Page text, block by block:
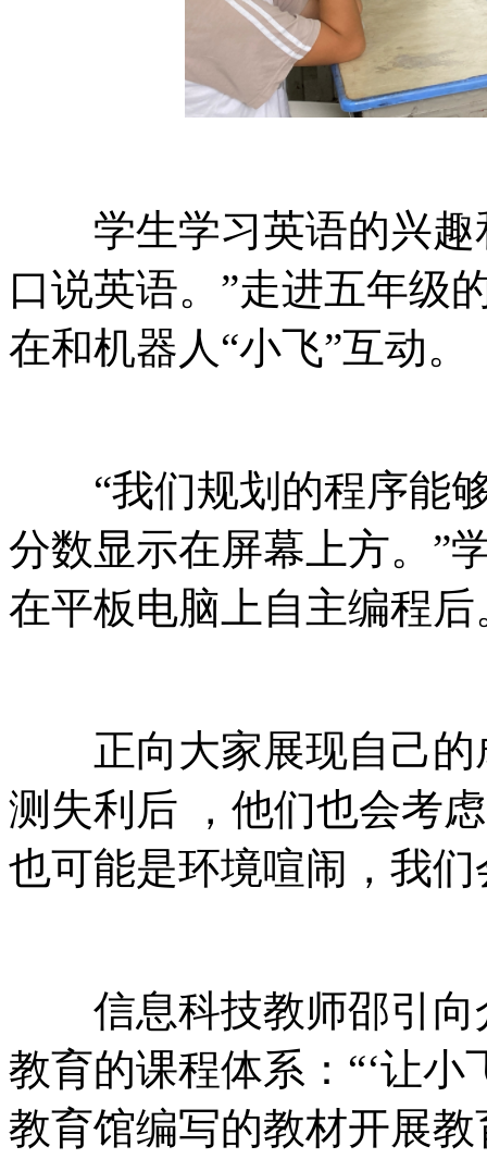
学生学习英语的兴趣和
口说英语。”走进五年
在和机器人“小飞”互动。
“我们规划的程序能够让
分数显示在屏幕上方
在平板电脑上自主编程后
正向大家展现自己的成
测失利后 ，他们也会考虑
也可能是环境喧闹，我们
信息科技教师邵引向
教育的课程体系：“‘让
教育馆编写的教材开展教育